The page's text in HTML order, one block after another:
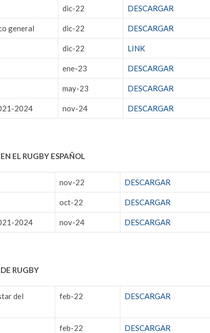
dic-22 DESCARGAR
general dic-22 DESCARGAR
dic-22 LINK
ene-23 DESCARGAR
may-23 DESCARGAR
2024 nov-24 DESCARGAR
EL RUGBY ESPAÑOL
nov-22 DESCARGAR
oct-22 DESCARGAR
2024 nov-24 DESCARGAR
RUGBY
del
feb-22 DESCARGAR
feb-22 DESCARGAR